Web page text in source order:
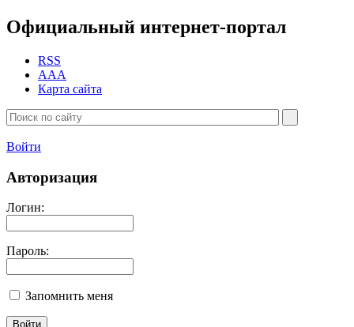
Официальный интернет-портал
RSS
AAA
Карта сайта
Войти
Авторизация
Логин:
Пароль:
Запомнить меня